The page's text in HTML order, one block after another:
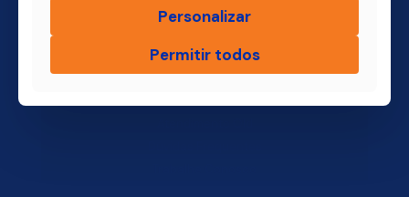
Quem Somos
Blog Finsol
Onde Estamos
Personalizar
Permitir todos